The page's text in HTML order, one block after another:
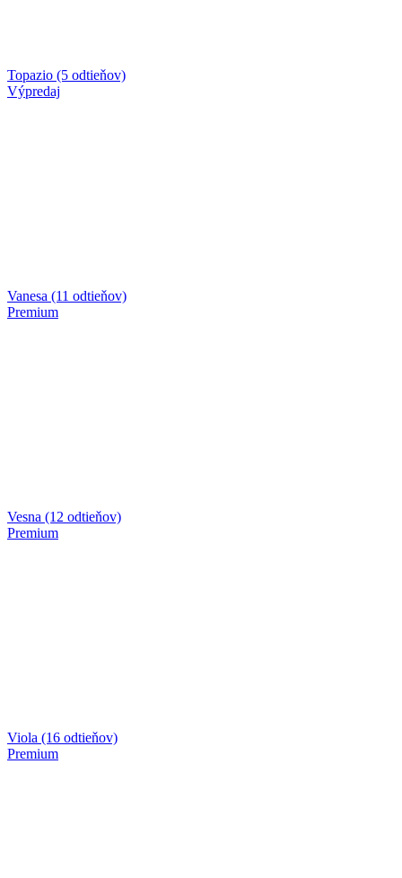
Topazio (5 odtieňov)
Výpredaj
Vanesa (11 odtieňov)
Premium
Vesna (12 odtieňov)
Premium
Viola (16 odtieňov)
Premium